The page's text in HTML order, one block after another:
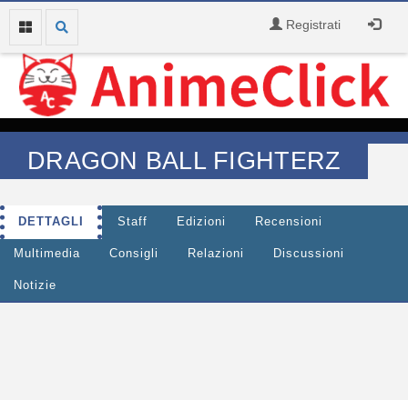
Registrati
DRAGON BALL FIGHTERZ
DETTAGLI Staff Edizioni Recensioni
Multimedia Consigli Relazioni Discussioni
Notizie